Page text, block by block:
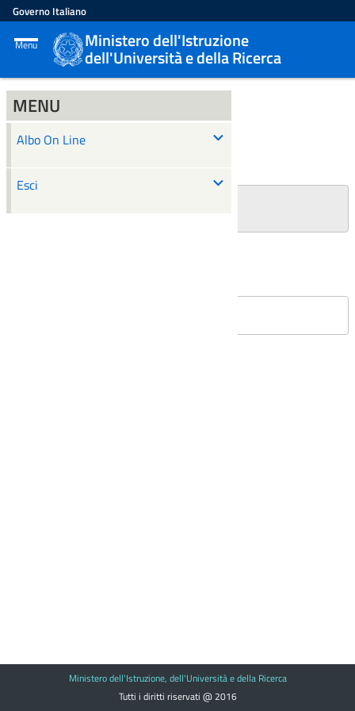
Governo Italiano
Menu Ministero dell'Istruzione
dell'Università e della Ricerca
MENU
Albo On Line
Esci
ALBO ON LINE
Ricerca
Ministero dell'Istruzione, dell'Università e della Ricerca
Tutti i diritti riservati @ 2016